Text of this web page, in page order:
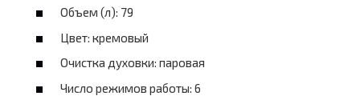
Объем (л): 79
Цвет: кремовый
Очистка духовки: паровая
Число режимов работы: 6